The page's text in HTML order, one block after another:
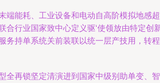
能耗、工业设备和电动自高阶模拟地感
行业国家致中心定义驱‘使领放由特定创
持单系统关前装联以统一层产技用，转
再锁坚定清演进到国家中级别助单变、